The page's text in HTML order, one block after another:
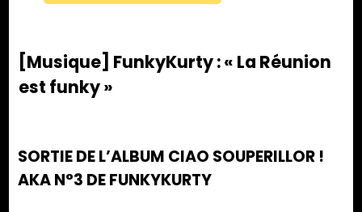
[Musique] FunkyKurty : « La Réunion
est funky »
SORTIE DE L’ALBUM CIAO SOUPERILLOR !
AKA N°3 DE FUNKYKURTY